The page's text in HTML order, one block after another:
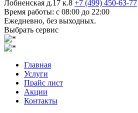
Лобненская д.17 к.8 +7 (499) 450-63-77
Время работы: с 08:00 до 22:00
Ежедневно, без выходных.
Выбрать сервис
Главная
Услуги
Прайс лист
Акции
Контакты